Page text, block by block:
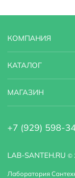
LAB-SANTEH.RU ©
Лаборатория
КОМПАНИЯ
КАТАЛОГ
МАГАЗИН
+7 (929) 598-